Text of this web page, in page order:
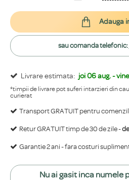
Livrare estimata: joi 06 aug. -
*timpii de livrare pot suferi intarzieri din
curierat
Transport GRATUIT pentru
Retur GRATUIT timp de 30 de zile -
Garantie 2 ani - fara costuri
Adauga
sau comanda telefonic:
Nu ai gasit inca numele